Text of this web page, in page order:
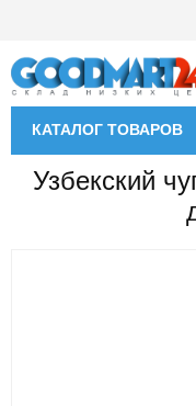
КАТАЛОГ ТОВАРОВ
Узбекский